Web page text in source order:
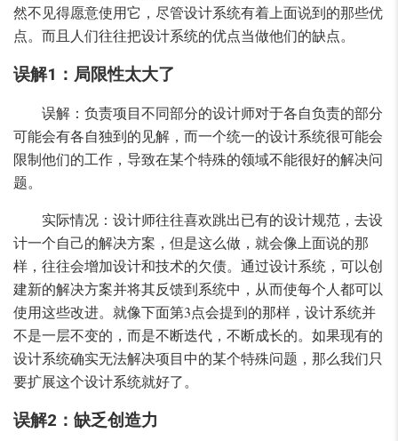
然不见得愿意使用它，尽管设计系统有着上面说到的那些优
点。而且人们往往把设计系统的优点当做他们的缺点。
误解1：局限性太大了
误解：负责项目不同部分的设计师对于各自负责的部分
可能会有各自独到的见解，而一个统一的设计系统很可能会
限制他们的工作，导致在某个特殊的领域不能很好的解决问
题。
实际情况：设计师往往喜欢跳出已有的设计规范，去设
计一个自己的解决方案，但是这么做，就会像上面说的那
样，往往会增加设计和技术的欠债。通过设计系统，可以创
建新的解决方案并将其反馈到系统中，从而使每个人都可以
使用这些改进。就像下面第3点会提到的那样，设计系统并
不是一层不变的，而是不断迭代，不断成长的。如果现有的
设计系统确实无法解决项目中的某个特殊问题，那么我们只
要扩展这个设计系统就好了。
误解2：缺乏创造力